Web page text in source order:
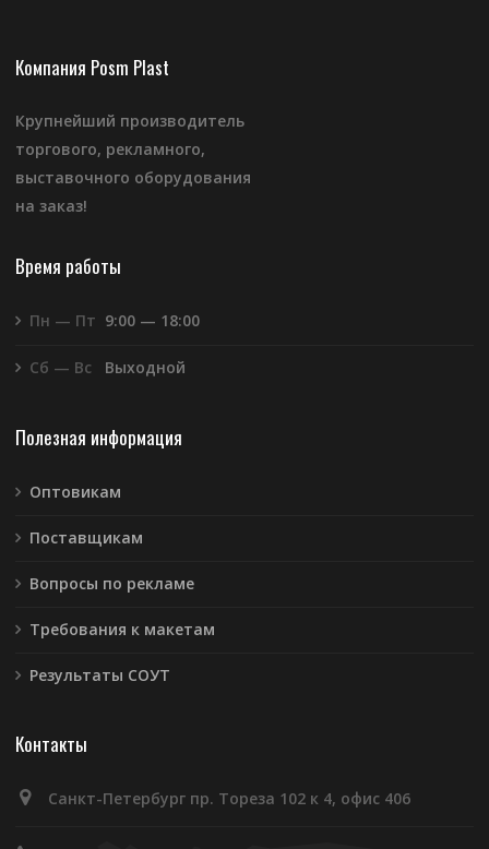
Компания Posm Plast
Крупнейший производитель
торгового, рекламного,
выставочного оборудования
на заказ!
Время работы
Пн — Пт 9:00 — 18:00
Сб — Вс Выходной
Полезная информация
Оптовикам
Поставщикам
Вопросы по рекламе
Требования к макетам
Результаты СОУТ
Контакты
Санкт-Петербург пр. Тореза 102 к 4, офис 406